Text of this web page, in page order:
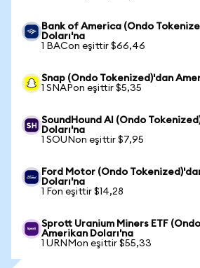
Bank of America (Ondo
Doları'na
1 BACon eşittir $66,46
Snap (Ondo Tokenized)'dan
1 SNAPon eşittir $5,35
SoundHound AI (Ondo
Doları'na
1 SOUNon eşittir $7,95
Ford Motor (Ondo
Doları'na
1 Fon eşittir $14,28
Sprott Uranium Miners ETF
Amerikan Doları'na
1 URNMon eşittir $55,33